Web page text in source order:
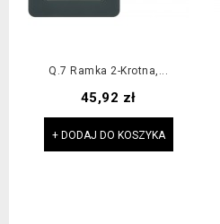
Q.7 Ramka 2-Krotna,...
Cena
45,92 zł
+ DODAJ DO KOSZYKA